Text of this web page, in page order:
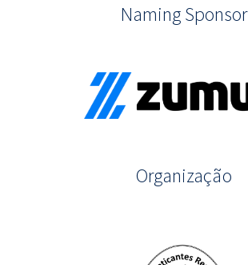
Naming Sponsor
Organização